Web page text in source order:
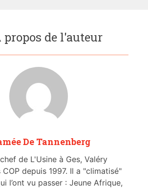
propos de l'auteur
De Tannenberg
de L'Usine à Ges, Valéry
depuis 1997. Il a "climatisé"
l’ont vu passer : Jeune Afrique,